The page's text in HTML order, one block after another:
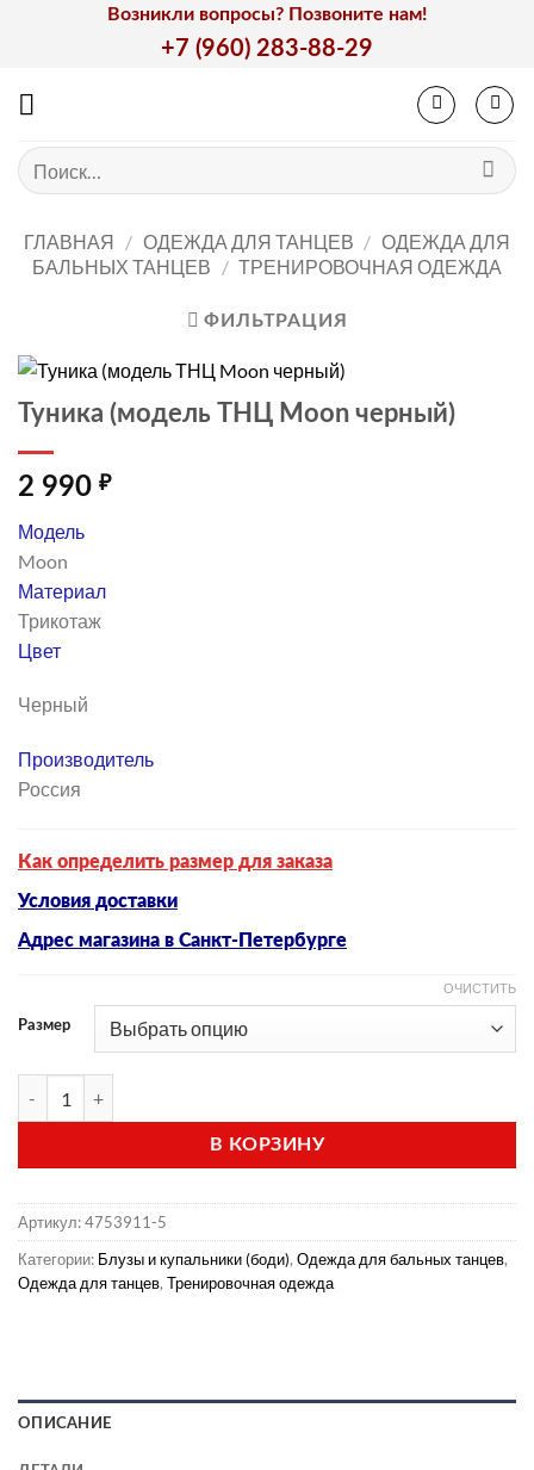
Возникли вопросы? Позвоните нам!
+7 (960) 283-88-29
Искать:
ГЛАВНАЯ / ОДЕЖДА ДЛЯ ТАНЦЕВ / ОДЕЖДА ДЛЯ
БАЛЬНЫХ ТАНЦЕВ / ТРЕНИРОВОЧНАЯ ОДЕЖДА
ФИЛЬТРАЦИЯ
Туника (модель ТНЦ Moon черный)
2 990 ₽
Модель
Moon
Материал
Трикотаж
Цвет
Черный
Производитель
Россия
Как определить размер для заказа
Условия доставки
Адрес магазина в Санкт-Петербурге
Размер
ОЧИСТИТЬ
В КОРЗИНУ
Артикул:4753911-5
Категории: Блузы и купальники (боди), Одежда для бальных танцев,
Одежда для танцев, Тренировочная одежда
ОПИСАНИЕ